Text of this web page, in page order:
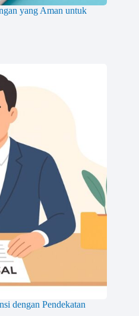
yang Aman untuk
dengan Pendekatan